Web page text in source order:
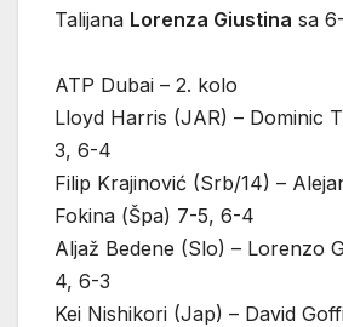
Talijana Lorenza Giustina sa
ATP Dubai – 2. kolo
Lloyd Harris (JAR) – Dominic
3, 6-4
Filip Krajinović (Srb/14) –
Fokina (Špa) 7-5, 6-4
Aljaž Bedene (Slo) – Lorenzo
4, 6-3
Kei Nishikori (Jap) – David